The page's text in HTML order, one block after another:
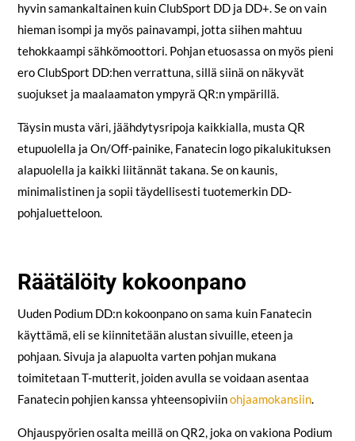
hyvin samankaltainen kuin ClubSport DD ja DD+. Se on vain
hieman isompi ja myös painavampi, jotta siihen mahtuu
tehokkaampi sähkömoottori. Pohjan etuosassa on myös pieni
ero ClubSport DD:hen verrattuna, sillä siinä on näkyvät
suojukset ja maalaamaton ympyrä QR:n ympärillä.
Täysin musta väri, jäähdytysripoja kaikkialla, musta QR
etupuolella ja On/Off-painike, Fanatecin logo pikalukituksen
alapuolella ja kaikki liitännät takana. Se on kaunis,
minimalistinen ja sopii täydellisesti tuotemerkin DD-
pohjaluetteloon.
Räätälöity kokoonpano
Uuden Podium DD:n kokoonpano on sama kuin Fanatecin
käyttämä, eli se kiinnitetään alustan sivuille, eteen ja
pohjaan. Sivuja ja alapuolta varten pohjan mukana
toimitetaan T-mutterit, joiden avulla se voidaan asentaa
Fanatecin pohjien kanssa yhteensopiviinohjaamokansiin.
Ohjauspyörien osalta meillä on QR2, joka on vakiona Podium